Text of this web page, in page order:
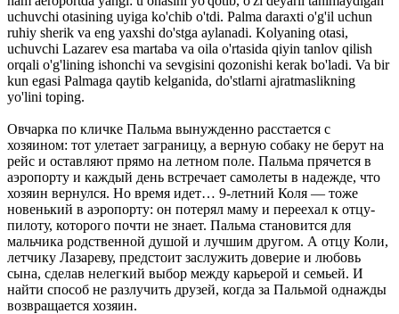
uchuvchi otasining uyiga ko'chib o'tdi. Palma daraxti o'g'il uchun
ruhiy sherik va eng yaxshi do'stga aylanadi. Kolyaning otasi,
uchuvchi Lazarev esa martaba va oila o'rtasida qiyin tanlov qilish
orqali o'g'lining ishonchi va sevgisini qozonishi kerak bo'ladi. Va bir
kun egasi Palmaga qaytib kelganida, do'stlarni ajratmaslikning
yo'lini toping.
Овчарка по кличке Пальма вынужденно расстается с
хозяином: тот улетает заграницу, а верную собаку не берут на
рейс и оставляют прямо на летном поле. Пальма прячется в
аэропорту и каждый день встречает самолеты в надежде, что
хозяин вернулся. Но время идет… 9-летний Коля — тоже
новенький в аэропорту: он потерял маму и переехал к отцу-
пилоту, которого почти не знает. Пальма становится для
мальчика родственной душой и лучшим другом. А отцу Коли,
летчику Лазареву, предстоит заслужить доверие и любовь
сына, сделав нелегкий выбор между карьерой и семьей. И
найти способ не разлучить друзей, когда за Пальмой однажды
возвращается хозяин.